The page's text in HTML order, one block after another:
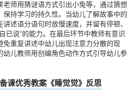
老师用猜谜语方式引出小兔等，通过猜想
保持学习的持久性。当幼儿了解故事中的
述语分语句时放慢速度，并留有停顿、
已说”的能力。在最后环节中教师有意识
免重复讲述中幼儿出现注意力分散的现
幼儿教师用创编角色动作方式引导幼儿参
课优秀教案《睡觉觉》反思